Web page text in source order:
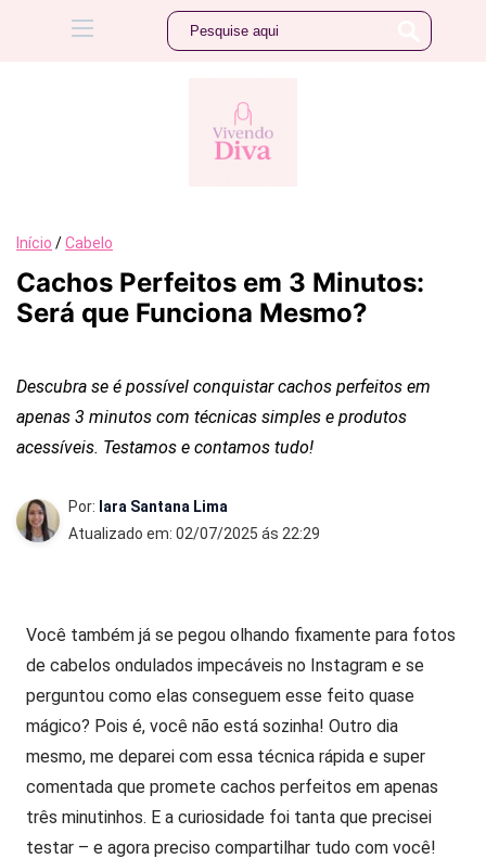
Início /Cabelo
Cachos Perfeitos em 3 Minutos:
Será que Funciona Mesmo?
Descubra se é possível conquistar cachos perfeitos em
apenas 3 minutos com técnicas simples e produtos
acessíveis. Testamos e contamos tudo!
Por: Iara Santana Lima
Atualizado em: 02/07/2025 ás 22:29
Você também já se pegou olhando fixamente para fotos
de cabelos ondulados impecáveis no Instagram e se
perguntou como elas conseguem esse feito quase
mágico? Pois é, você não está sozinha! Outro dia
mesmo, me deparei com essa técnica rápida e super
comentada que promete cachos perfeitos em apenas
três minutinhos. E a curiosidade foi tanta que precisei
testar – e agora preciso compartilhar tudo com você!